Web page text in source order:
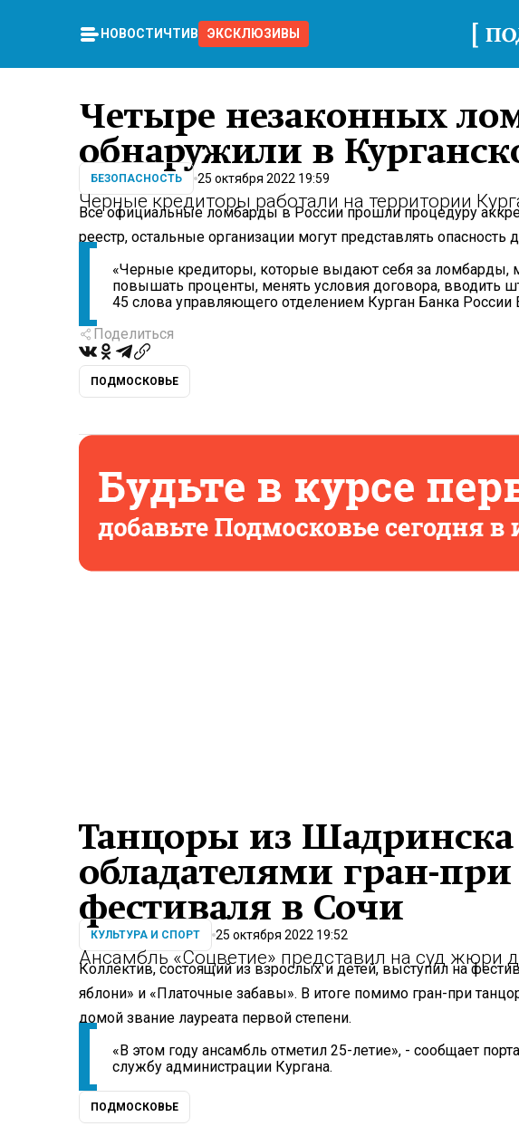
НОВОСТИ ЧТИВО ЭКСКЛЮЗИВЫ
Четыре незаконных
обнаружили в
БЕЗОПАСНОСТЬ 25 октября 2022 19:59
Черные кредиторы работали на территории
Все официальные ломбарды в России прошли процедуру
реестр, остальные организации могут представлять опасность
«Черные кредиторы, которые выдают себя за ломбарды,
повышать проценты, менять условия договора, вводить
45 слова управляющего отделением Курган Банка России
Поделиться
ПОДМОСКОВЬЕ
Танцоры из Шадринска
обладателями гран-при
фестиваля в Сочи
КУЛЬТУРА И СПОРТ 25 октября 2022 19:52
Ансамбль «Соцветие» представил на суд жюри
Коллектив, состоящий из взрослых и детей, выступил на
яблони» и «Платочные забавы». В итоге помимо гран-при
домой звание лауреата первой степени.
«В этом году ансамбль отметил 25-летие», - сообщает
службу администрации Кургана.
ПОДМОСКОВЬЕ